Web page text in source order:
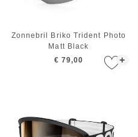
+
Zonnebril Briko Trident Photo
Matt Black
€ 79,00